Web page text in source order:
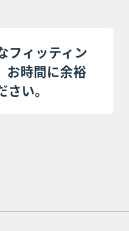
フィッティン
お時間に余裕
い。